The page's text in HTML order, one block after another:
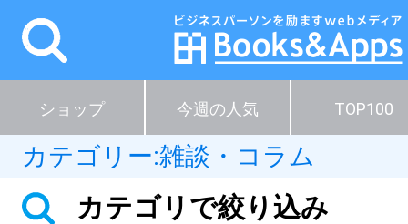
ショップ 今週の人気 TOP100
カテゴリー:雑談・コラム
カテゴリで絞り込み